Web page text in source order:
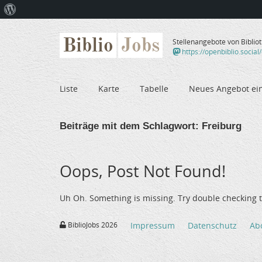
Biblio Jobs
Stellenangebote von
https://
Liste Karte Tabelle Neues Angebot
Beiträge mit dem Schlagwort: Freiburg
Oops, Post Not Found!
Uh Oh. Something is missing. Try double checking
BiblioJobs 2026 Impressum Datenschutz
WordPress